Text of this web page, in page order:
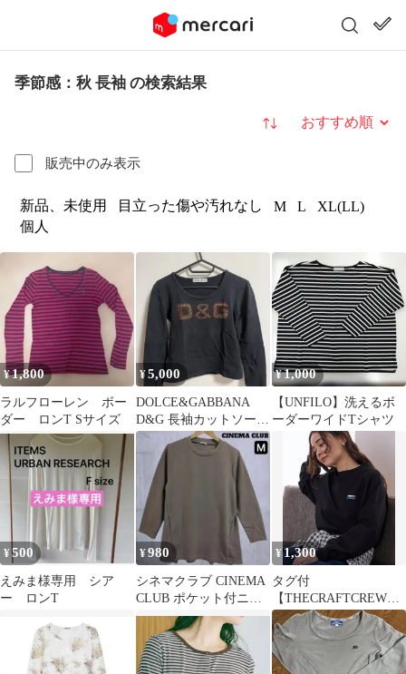
季節感：秋 長袖 の検索結果
販売中のみ表示
並び替え
新品、未使用 目立った傷や汚れなし M L
XL(LL)
個人
¥1,800
ラルフローレン ボー
ダー ロンT Sサイズ
¥5,000
DOLCE&GABBANA
D&G 長袖カットソー
ブラック
¥1,000
【UNFILO】洗えるボ
ーダーワイドTシャツ
¥500
えみま様専用 シア
ー ロンT
¥980
シネマクラブ CINEMA
CLUB ポケット付ニッ
トチュニック ベージュ
¥1,300
タグ付
【THECRAFTCREWPR
ODUCTS】オーバーサ
イズロングスリーブ黒